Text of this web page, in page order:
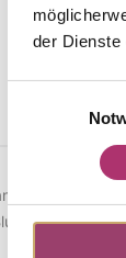
der Dienste
· 14k Yellow
Topaz ·